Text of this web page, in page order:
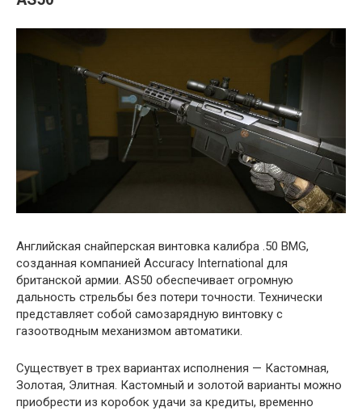
Английская снайперская винтовка калибра .50 BMG,
созданная компанией Accuracy International для
британской армии. AS50 обеспечивает огромную
дальность стрельбы без потери точности. Технически
представляет собой самозарядную винтовку с
газоотводным механизмом автоматики.
Существует в трех вариантах исполнения — Кастомная,
Золотая, Элитная. Кастомный и золотой варианты можно
приобрести из коробок удачи за кредиты, временно